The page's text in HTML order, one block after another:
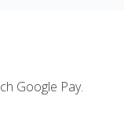
information,
Google Pay.